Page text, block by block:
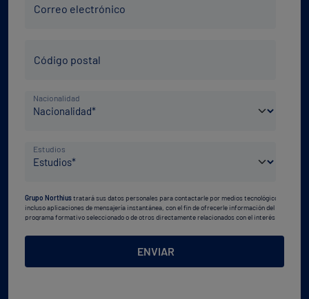
electrónico
Correo electrónico
Postal
Código postal
País
de
Nacionalidad
Nivel
de
*
Estudios
Grupo Northiustratará sus datos personales para contactarle por medios tecnológicos,
incluso aplicaciones de mensajería instantánea, con el fin de ofrecerle información del
programa formativo seleccionado o de otros directamente relacionados con el interés
correspondiente. Compartiremos su solicitud con las empresas que conforman elGrupo
servicios de acuerdo a su petición. Quedan reconocidos los derechos de acceso,
rectificación, supresión, oposición, limitación, tal y como se explica en la
ENVIAR